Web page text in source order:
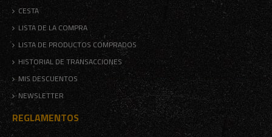
CESTA
LISTA DE LA COMPRA
LISTA DE PRODUCTOS COMPRADOS
HISTORIAL DE TRANSACCIONES
MIS DESCUENTOS
NEWSLETTER
REGLAMENTOS